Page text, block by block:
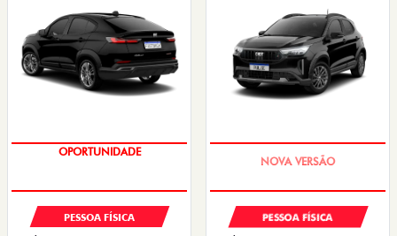
OPORTUNIDADE
PESSOA FÍSICA PESSOA FÍSICA